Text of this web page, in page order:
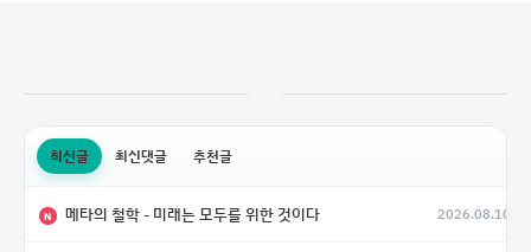
최신글 최신댓글 추천글
N 메타의 철학 - 미래는 모두를 위한 것이다 2026.08.10